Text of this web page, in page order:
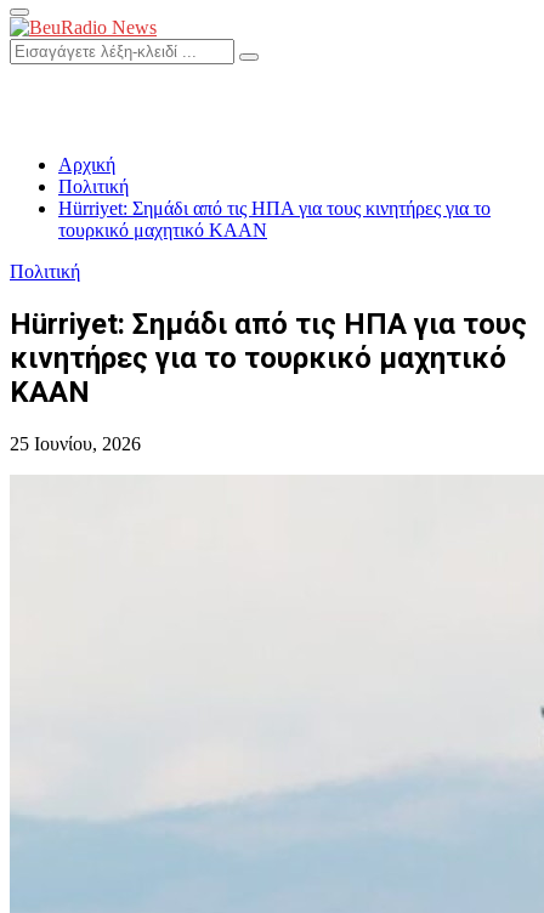
Primary
Menu
Search
for:
Search
Αρχική
Πολιτική
Hürriyet: Σημάδι από τις ΗΠΑ για τους κινητήρες για το
τουρκικό μαχητικό KAAN
Πολιτική
Hürriyet: Σημάδι από τις ΗΠΑ για τους
κινητήρες για το τουρκικό μαχητικό
KAAN
25 Ιουνίου, 2026